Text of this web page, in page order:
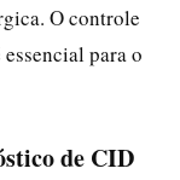
O controle
para o
de CID